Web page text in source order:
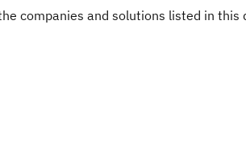
companies and solutions listed in